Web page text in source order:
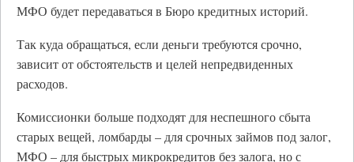
МФО будет передаваться в Бюро кредитных историй.
Так куда обращаться, если деньги требуются срочно,
зависит от обстоятельств и целей непредвиденных
расходов.
Комиссионки больше подходят для неспешного сбыта
старых вещей, ломбарды – для срочных займов под залог,
МФО – для быстрых микрокредитов без залога, но с